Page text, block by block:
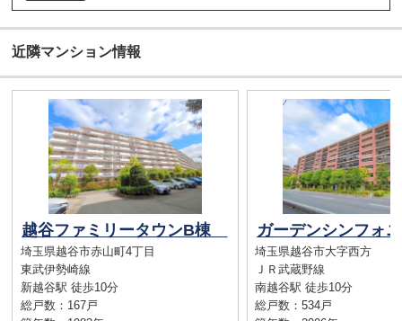
近隣マンション情報
越谷ファミリータウンB棟
埼玉県越谷市赤山町4丁目
東武伊勢崎線
新越谷駅 徒歩10分
総戸数：167戸
埼玉県越谷市大字西方
ＪＲ武蔵野線
南越谷駅 徒歩10分
総戸数：534戸